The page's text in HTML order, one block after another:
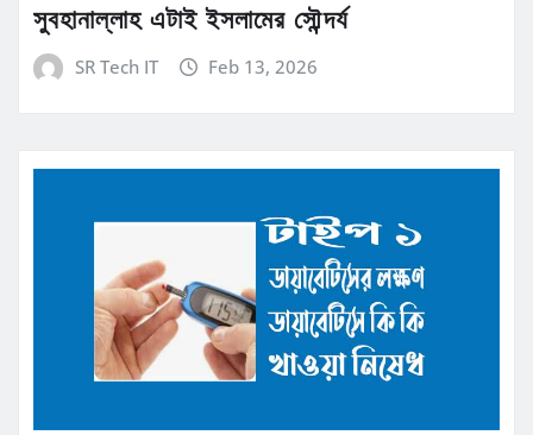
সুবহানাল্লাহ এটাই ইসলামের সৌন্দর্য
SR Tech IT Feb 13, 2026